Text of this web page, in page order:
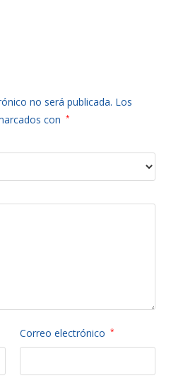
no será publicada. Los
con
*
Correo electrónico *